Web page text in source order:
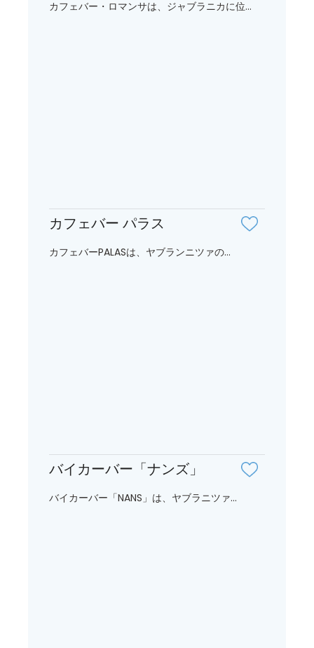
カフェバー・ロマンサは、ジャブラニカに位...
カフェバー パラス
カフェバーPALASは、ヤブランニツァの...
バイカーバー「ナンズ」
バイカーバー「NANS」は、ヤブラニツァ...